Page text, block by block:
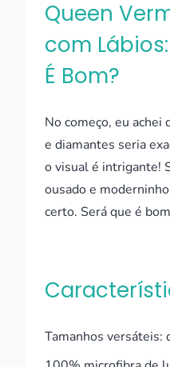
Queen
com
É Bom?
No começo, eu achei
e diamantes seria
o visual é intrigante!
ousado e
certo. Será que é
Tamanhos versáteis: